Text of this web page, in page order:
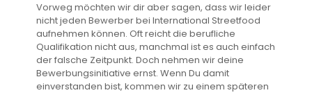
Vorweg möchten wir dir aber sagen, dass wir leider
nicht jeden Bewerber bei International Streetfood
aufnehmen können. Oft reicht die berufliche
Qualifikation nicht aus, manchmal ist es auch einfach
der falsche Zeitpunkt. Doch nehmen wir deine
Bewerbungsinitiative ernst. Wenn Du damit
einverstanden bist, kommen wir zu einem späteren